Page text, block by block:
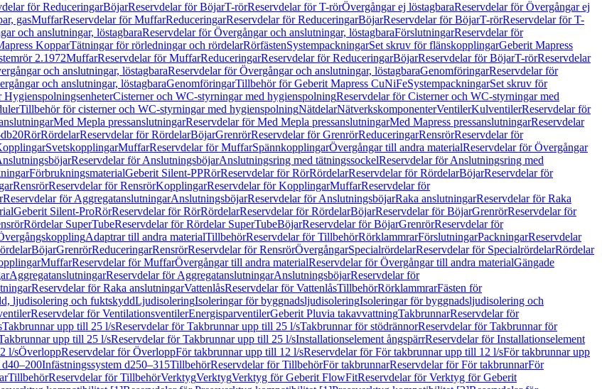
för ReduceringarBöjarReservdelar för BöjarT-rörReservdelar för T-rörÖvergångar ej löstagbaraReservdelar för Övergångar ej
gasMuffarReservdelar för MuffarReduceringarReservdelar för ReduceringarBöjarReservdelar för BöjarT-rörReservdelar för T-
och anslutningar, löstagbaraReservdelar för Övergångar och anslutningar, löstagbaraFörslutningarReservdelar för
KopparTätningar för rörledningar och rördelarRörfästenSystempackningarSet skruv för flänskopplingarGeberit Mapress
2.1972MuffarReservdelar för MuffarReduceringarReservdelar för ReduceringarBöjarReservdelar för BöjarT-rörReservdelar
och anslutningar, löstagbaraReservdelar för Övergångar och anslutningar, löstagbaraGenomföringarReservdelar för
och anslutningar, löstagbaraGenomföringarTillbehör för Geberit Mapress CuNiFeSystempackningarSet skruv för
HygienspolningsenheterCisterner och WC-styrningar med hygienspolningReservdelar för Cisterner och WC-styrningar med
Tillbehör för cisterner och WC-styrningar med hygienspolningNätdelarNätverkskomponenterVentilerKulventilerReservdelar för
Med Mepla pressanslutningarReservdelar för Med Mepla pressanslutningarMed Mapress pressanslutningarReservdelar
RörRördelarReservdelar för RördelarBöjarGrenrörReservdelar för GrenrörReduceringarRensrörReservdelar för
SvetskopplingarMuffarReservdelar för MuffarSpännkopplingarÖvergångar till andra materialReservdelar för Övergångar
Reservdelar för AnslutningsböjarAnslutningsring med tätningssockelReservdelar för Anslutningsring med
FörbrukningsmaterialGeberit Silent-PPRörReservdelar för RörRördelarReservdelar för RördelarBöjarReservdelar för
RensrörReservdelar för RensrörKopplingarReservdelar för KopplingarMuffarReservdelar för
Reservdelar för AggregatanslutningarAnslutningsböjarReservdelar för AnslutningsböjarRaka anslutningarReservdelar för Raka
Geberit Silent-ProRörReservdelar för RörRördelarReservdelar för RördelarBöjarReservdelar för BöjarGrenrörReservdelar för
Rördelar SuperTubeReservdelar för Rördelar SuperTubeBöjarReservdelar för BöjarGrenrörReservdelar för
Adaptrar till andra materialTillbehörReservdelar för TillbehörRörklammrarFörslutningarPackningarReservdelar
BöjarGrenrörReduceringarRensrörReservdelar för RensrörÖvergångarSpecialrördelarReservdelar för SpecialrördelarRördelar
MuffarReservdelar för MuffarÖvergångar till andra materialReservdelar för Övergångar till andra materialGängade
AggregatanslutningarReservdelar för AggregatanslutningarAnslutningsböjarReservdelar för
Reservdelar för Raka anslutningarVattenlåsReservdelar för VattenlåsTillbehörRörklammrarFästen för
ljudisolering och fuktskyddLjudisoleringIsoleringar för byggnadsljudisoleringIsoleringar för byggnadsljudisolering och
Reservdelar för VentilationsventilerEnergisparventilerGeberit Pluvia takavvattningTakbrunnarReservdelar för
Takbrunnar upp till 25 l/sReservdelar för Takbrunnar upp till 25 l/sTakbrunnar för stödrännorReservdelar för Takbrunnar för
upp till 25 l/sReservdelar för Takbrunnar upp till 25 l/sInstallationselement ångspärrReservdelar för Installationselement
l/sÖverloppReservdelar för ÖverloppFör takbrunnar upp till 12 l/sReservdelar för För takbrunnar upp till 12 l/sFör takbrunnar upp
d40–200Infästningssystem d250–315TillbehörReservdelar för TillbehörFör takbrunnarReservdelar för För takbrunnarFör
TillbehörReservdelar för TillbehörVerktygVerktygVerktyg för Geberit FlowFitReservdelar för Verktyg för Geberit